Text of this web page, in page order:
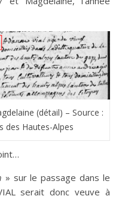
(détail) – Source :
des Hautes-Alpes
» sur le passage dans le
serait donc veuve à